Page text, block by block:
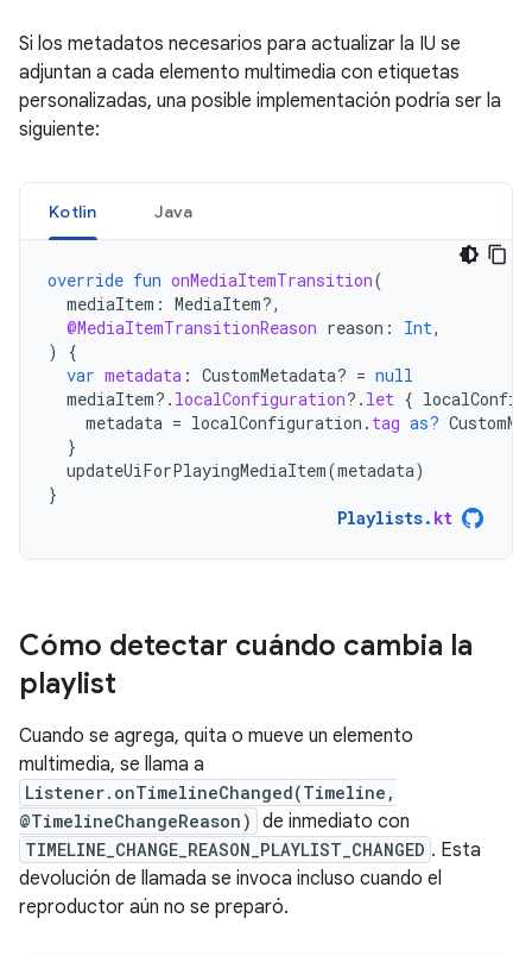
Si los metadatos necesarios para actualizar la IU se
adjuntan a cada elemento multimedia con etiquetas
personalizadas, una posible implementación podría ser la
siguiente:
Kotlin Java
override fun onMediaItemTransition(
mediaItem : MediaItem?,
@MediaItemTransitionReason reason : Int,
)
{
var metadata : CustomMetadata? = null
mediaItem?. localConfiguration?. let {
metadata = localConfiguration . tag as?
}
updateUiForPlayingMediaItem(metadata)
}
Playlists. kt
Cómo detectar cuándo cambia la
playlist
Cuando se agrega, quita o mueve un elemento
multimedia, se llama a
Listener.onTimelineChanged(Timeline,
@TimelineChangeReason) de inmediato con
TIMELINE_CHANGE_REASON_PLAYLIST_CHANGED . Esta
devolución de llamada se invoca incluso cuando el
reproductor aún no se preparó.